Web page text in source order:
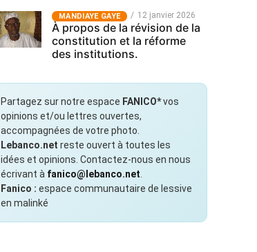
MANDIAYE GAYE 12 janvier 2026
À propos de la révision de la
constitution et la réforme
des institutions.
Partagez sur notre espace FANICO*vos
opinions et/ou lettres ouvertes,
accompagnées de votre photo.
Lebanco.net reste ouvert à toutes les
idées et opinions. Contactez-nous en nous
écrivant à fanico@lebanco.net
Fanico : espace communautaire de lessive
en malinké